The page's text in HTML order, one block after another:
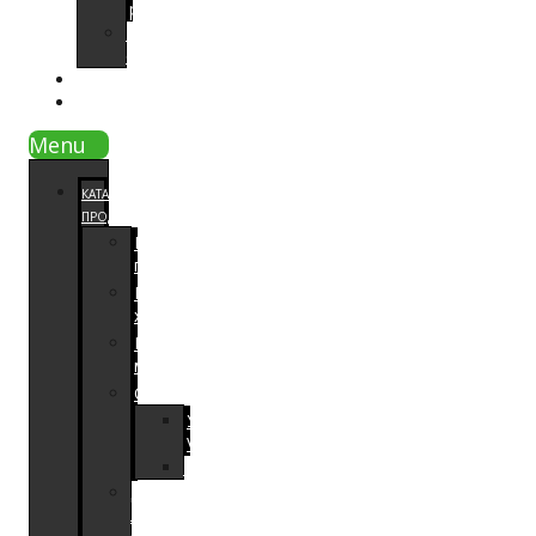
работ
отзывы
Menu
КАТАЛОГ
ПРОДУКЦИИ
Напольные
покрытия
Паркетная
химия
Расходный
материал
Оборудование
Увлажнители
Venta
Для
локальной